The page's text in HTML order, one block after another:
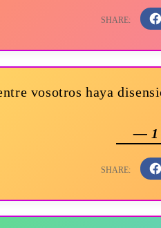
vosotros haya
— 1